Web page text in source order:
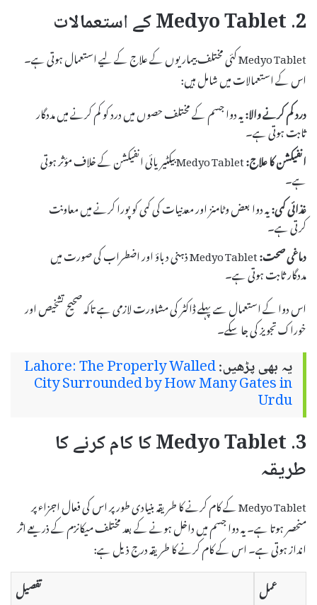
2. Medyo Tablet کے استعمالات
Medyo Tablet کئی مختلف بیماریوں کے علاج کے لیے استعمال ہوتی ہے۔
اس کے استعمالات میں شامل ہیں:
درد کم کرنے والا:یہ دوا جسم کے مختلف حصوں میں درد کو کم کرنے میں مددگار
ثابت ہوتی ہے۔
انفیکشن کا علاج:
Medyo Tablet بیکٹیریائی انفیکشن کے خلاف مؤثر ہوتی
ہے۔
غذائی کمی:یہ دوا بعض وٹامنز اور معدنیات کی کمی کو پورا کرنے میں معاونت
کرتی ہے۔
دماغی صحت:
Medyo Tablet ذہنی دباؤ اور اضطراب کی صورت میں
مددگار ثابت ہوتی ہے۔
اس دوا کے استعمال سے پہلے ڈاکٹر کی مشاورت لازمی ہے تاکہ صحیح تشخیص اور
خوراک تجویز کی جا سکے۔
یہ بھی پڑھیں:Lahore: The Properly Walled
City Surrounded by How Many Gates in
Urdu
3. Medyo Tablet کا کام کرنے کا
طریقہ
Medyo Tablet کے کام کرنے کا طریقہ بنیادی طور پر اس کی فعال اجزاء پر
منحصر ہوتا ہے۔ یہ دوا جسم میں داخل ہونے کے بعد مختلف میکانزم کے ذریعے اثر
انداز ہوتی ہے۔ اس کے کام کرنے کا طریقہ درج ذیل ہے:
عمل
تفصیل